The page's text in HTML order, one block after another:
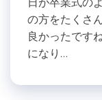
の方をたくさ
良かったです
になり…